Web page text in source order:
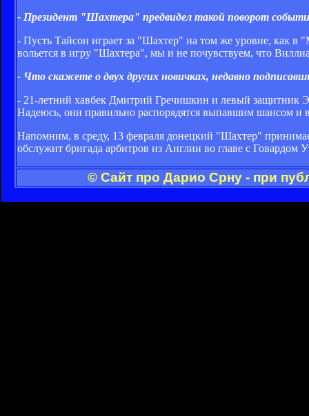
- Президент "Шахтера" предвидел такой поворот
- Пусть Тайсон играет за "Шахтер" на том же уровне, как в
вольется в игру "Шахтера", мы и не почувствуем, что
- Что скажете о двух других новичках, недавно
- 21-летний хавбек Дмитрий Гречишкин и левый защитник
Надеюсь, они правильно распорядятся выпавшим шансом
Напомним, в среду, 13 февраля донецкий "Шахтер"
обслужит бригада арбитров из Англии во главе с Говардом
© Сайт про Дарио Срну - при